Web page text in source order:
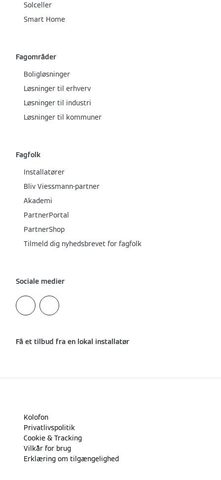
Solceller
Smart Home
Fagområder
Boligløsninger
Løsninger til erhverv
Løsninger til industri
Løsninger til kommuner
Fagfolk
Installatører
Bliv Viessmann-partner
Akademi
PartnerPortal
PartnerShop
Tilmeld dig nyhedsbrevet for fagfolk
Sociale medier
Få et tilbud fra en lokal installatør
Kolofon
Privatlivspolitik
Cookie & Tracking
Vilkår for brug
Erklæring om tilgængelighed